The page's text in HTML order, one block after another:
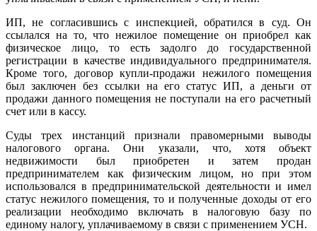
ИП, не согласившись с инспекцией, обратился в суд. Он
ссылался на то, что нежилое помещение он приобрел как
физическое лицо, то есть задолго до государственной
регистрации в качестве индивидуального предпринимателя.
Кроме того, договор купли-продажи нежилого помещения
был заключен без ссылки на его статус ИП, а деньги от
продажи данного помещения не поступали на его расчетный
счет или в кассу.
Суды трех инстанций признали правомерными выводы
налогового органа. Они указали, что, хотя объект
недвижимости был приобретен и затем продан
предпринимателем как физическим лицом, но при этом
использовался в предпринимательской деятельности и имел
статус нежилого помещения, то и полученные доходы от его
реализации необходимо включать в налоговую базу по
единому налогу, уплачиваемому в связи с применением УСН.